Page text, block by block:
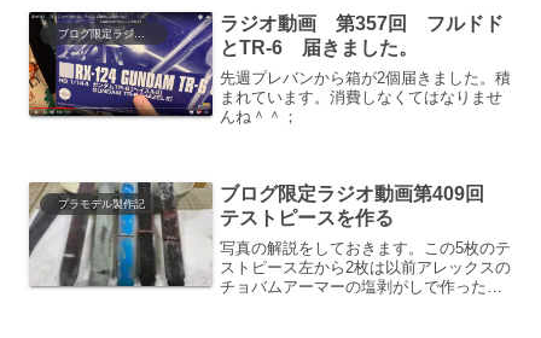
メインライト2灯の...
ブログ限定ラジオ動画
ラジオ動画 第357回 フルドド
とTR-6 届きました。
先週プレバンから箱が2個届きました。積
まれています。消費しなくてはなりませ
んね＾＾；
プラモデル製作記
ブログ限定ラジオ動画第409回
テストピースを作る
写真の解説をしておきます。この5枚のテ
ストピース左から2枚は以前アレックスの
チョバムアーマーの塩剥がしで作ったテ